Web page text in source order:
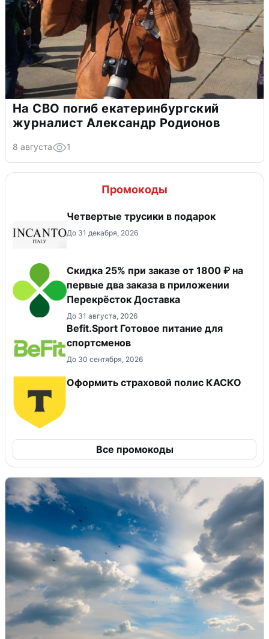
На СВО погиб екатеринбургский
журналист Александр Родионов
8 августа 1
Промокоды
Четвертые трусики в подарок
До 31 декабря, 2026
Скидка 25% при заказе от 1800 ₽ на
первые два заказа в приложении
Перекрёсток Доставка
До 31 августа, 2026
Befit.Sport Готовое питание для
спортсменов
До 30 сентября, 2026
Оформить страховой полис КАСКО
Все промокоды